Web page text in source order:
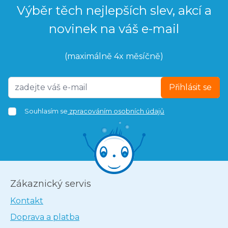
Výběr těch nejlepších slev, akcí a
novinek na váš e-mail
(maximálně 4x měsíčně)
Přihlásit se
Souhlasím se zpracováním osobních údajů
Zákaznický servis
Kontakt
Doprava a platba